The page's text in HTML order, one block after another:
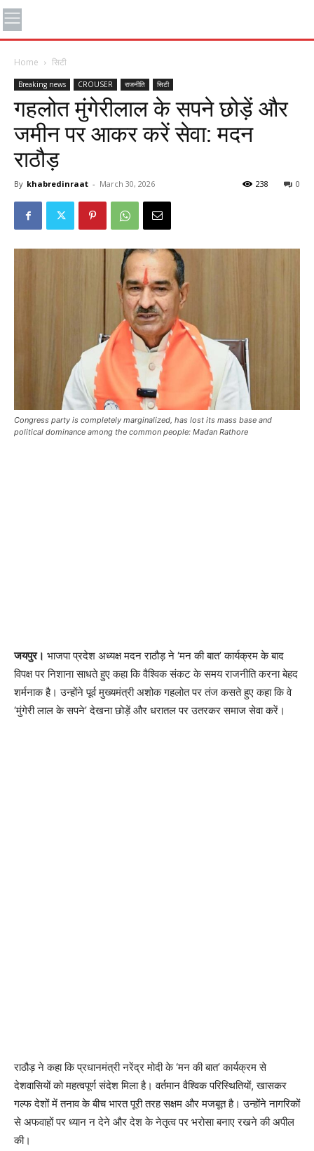
Home सिटी
Breaking news CROUSER राजनीति सिटी
गहलोत मुंगेरीलाल के सपने छोड़ें और
जमीन पर आकर करें सेवा: मदन
राठौड़
By khabredinraat - March 30, 2026 0
238
Congress party is completely marginalized, has lost its mass base and
political dominance among the common people: Madan Rathore
जयपुर। भाजपा प्रदेश अध्यक्ष मदन राठौड़ ने ‘मन की बात’ कार्यक्रम के बाद
विपक्ष पर निशाना साधते हुए कहा कि वैश्विक संकट के समय राजनीति करना बेहद
शर्मनाक है। उन्होंने पूर्व मुख्यमंत्री अशोक गहलोत पर तंज कसते हुए कहा कि वे
‘मुंगेरी लाल के सपने’ देखना छोड़ें और धरातल पर उतरकर समाज सेवा करें।
राठौड़ ने कहा कि प्रधानमंत्री नरेंद्र मोदी के ‘मन की बात’ कार्यक्रम से
देशवासियों को महत्वपूर्ण संदेश मिला है। वर्तमान वैश्विक परिस्थितियों, खासकर
गल्फ देशों में तनाव के बीच भारत पूरी तरह सक्षम और मजबूत है। उन्होंने नागरिकों
से अफवाहों पर ध्यान न देने और देश के नेतृत्व पर भरोसा बनाए रखने की अपील
की।